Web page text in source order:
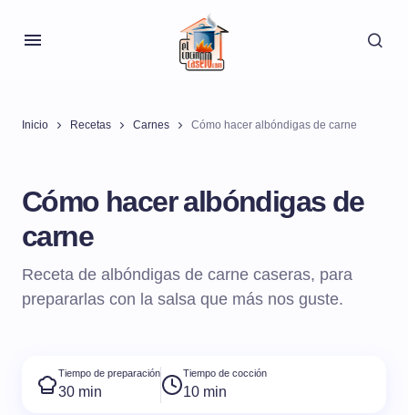
Inicio Recetas Carnes Cómo hacer albóndigas de carne
Cómo hacer albóndigas de
carne
Receta de albóndigas de carne caseras, para
prepararlas con la salsa que más nos guste.
Tiempo de preparación
30 min
Tiempo de cocción
10 min